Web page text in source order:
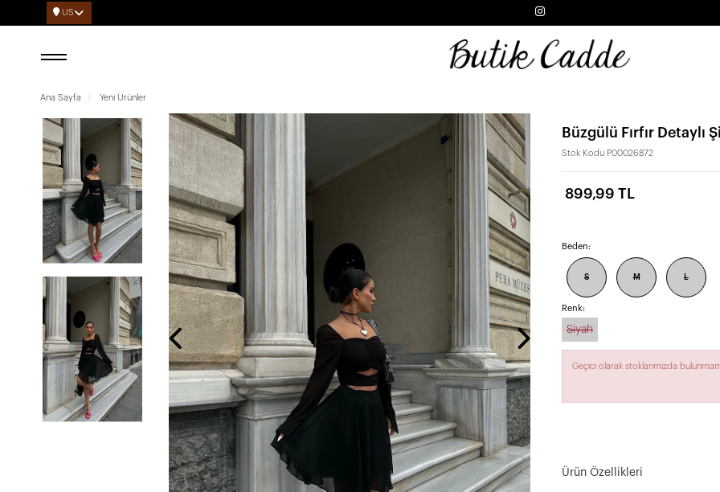
US
Ana Sayfa Yeni Ürünler
Büzgülü Fırfır Detaylı
Stok Kodu P00026872
899,99 TL
Beden:
S M L
Renk:
Siyah
Geçici olarak stoklarımızda
Ürün Özellikleri